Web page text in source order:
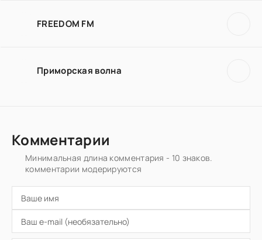
FREEDOM FM
Приморская волна
Комментарии
Минимальная длина комментария - 10 знаков.
комментарии модерируются